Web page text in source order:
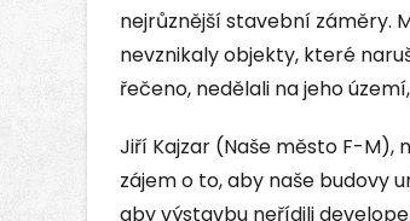
nejrůznější stavební záměry.
nevznikaly objekty, které
řečeno, nedělali na jeho
Jiří Kajzar (Naše město F-
zájem o to, aby naše budovy
aby výstavbu neřídili